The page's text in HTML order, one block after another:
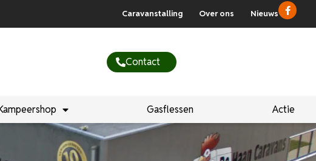
Caravanstalling Over ons Nieuws
Contact
Gasflessen Actie